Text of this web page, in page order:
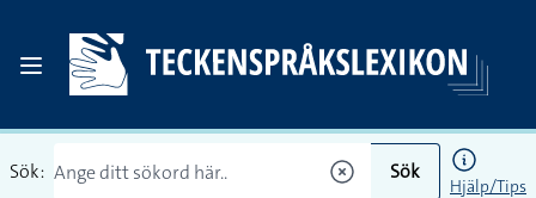
Sök: Sök
Hjälp/Tips